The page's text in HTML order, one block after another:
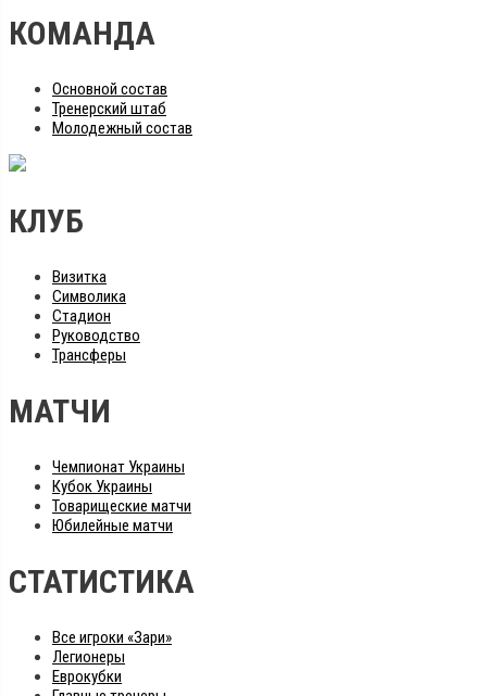
КОМАНДА
Основной состав
Тренерский штаб
Молодежный состав
КЛУБ
Визитка
Символика
Стадион
Руководство
Трансферы
МАТЧИ
Чемпионат Украины
Кубок Украины
Товарищеские матчи
Юбилейные матчи
СТАТИСТИКА
Все игроки «Зари»
Легионеры
Еврокубки